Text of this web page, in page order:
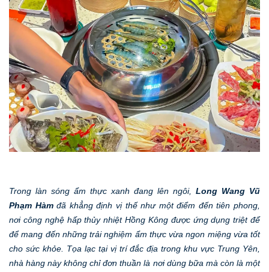
Trong làn sóng ẩm thực xanh đang lên ngôi, Long Wang Vũ
Phạm Hàmđã khẳng định vị thế như một điểm đến tiên phong,
nơi công nghệ hấp thủy nhiệt Hồng Kông được ứng dụng triệt để
để mang đến những trải nghiệm ẩm thực vừa ngon miệng vừa tốt
cho sức khỏe. Tọa lạc tại vị trí đắc địa trong khu vực Trung Yên,
nhà hàng này không chỉ đơn thuần là nơi dùng bữa mà còn là một